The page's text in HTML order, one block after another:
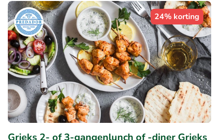
24% korting
Grieks 2- of 3-gangenlunch of -diner Grieks